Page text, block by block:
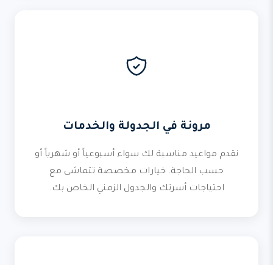
مرونة في الجدولة والخدمات
نقدم مواعيد مناسبة لك سواء أسبوعياً أو شهرياً أو
حسب الحاجة. خيارات مخصصة تتماشى مع
احتياجات أسرتك والجدول الزمني الخاص بك.